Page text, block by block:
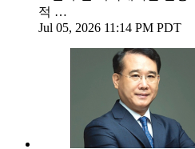
적 …
Jul 05, 2026 11:14 PM PDT